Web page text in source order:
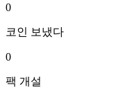
0
코인 보냈다
0
팩 개설